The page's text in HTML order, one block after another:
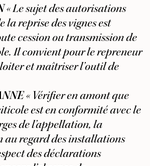
« Le sujet des autorisations
la reprise des vignes est
cession ou transmission de
Il convient pour le repreneur
et maîtriser l’outil de
« Vérifier en amont que
est en conformité avec le
de l’appellation, la
au regard des installations
des déclarations